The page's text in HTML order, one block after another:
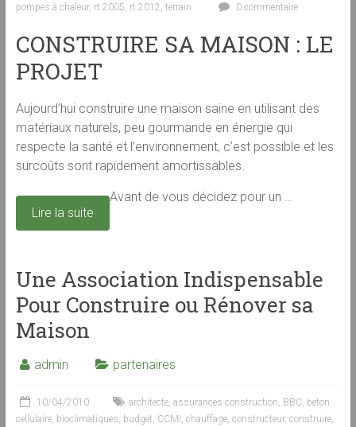
pompes à chaleur, rt 2005, rt 2012 , terrain 0 commentaire
CONSTRUIRE SA MAISON : LE
PROJET
Aujourd’hui construire une maison saine en utilisant des
matériaux naturels, peu gourmande en énergie qui
respecte la santé et l’environnement, c’est possible et les
surcoûts sont rapidement amortissables.
Avant de vous décidez pour un …
Lire la suite
Une Association Indispensable
Pour Construire ou Rénover sa
Maison
admin partenaires
10/04/2010 architecte, assurances construction, BBC, beton
cellulaire, bioclimatiques, budget, CCMI , chauffage, constructeur, construire,